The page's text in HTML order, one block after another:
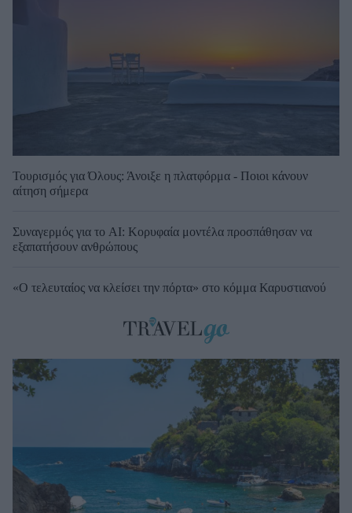
Τουρισμός για Όλους: Άνοιξε η πλατφόρμα - Ποιοι κάνουν
αίτηση σήμερα
Συναγερμός για το AI: Κορυφαία μοντέλα προσπάθησαν να
εξαπατήσουν ανθρώπους
«Ο τελευταίος να κλείσει την πόρτα» στο κόμμα Καρυστιανού